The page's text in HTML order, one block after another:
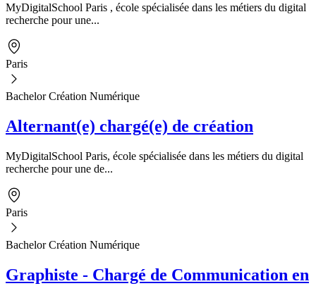
MyDigitalSchool Paris , école spécialisée dans les métiers du digital
recherche pour une...
Paris
Bachelor Création Numérique
Alternant(e) chargé(e) de création
MyDigitalSchool Paris, école spécialisée dans les métiers du digital
recherche pour une de...
Paris
Bachelor Création Numérique
Graphiste - Chargé de Communication en